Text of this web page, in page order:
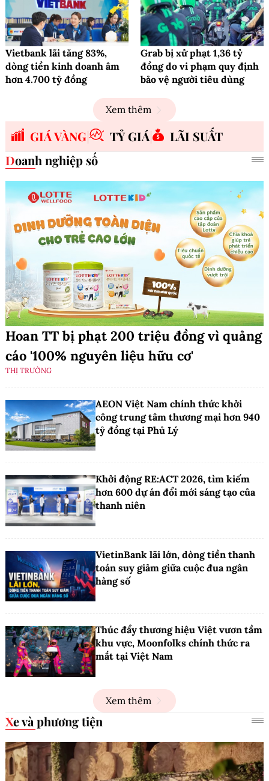
Vietbank lãi tăng 83%,
dòng tiền kinh doanh âm
hơn 4.700 tỷ đồng
Grab bị xử phạt 1,36 tỷ
đồng do vi phạm quy định
bảo vệ người tiêu dùng
Xem thêm
GIÁ VÀNG TỶ GIÁ
LÃI SUẤT
Doanh nghiệp số
Hoan TT bị phạt 200 triệu đồng vì quảng
cáo '100% nguyên liệu hữu cơ'
THỊ TRƯỜNG
AEON Việt Nam chính thức khởi
công trung tâm thương mại hơn 940
tỷ đồng tại Phủ Lý
Khởi động RE:ACT 2026, tìm kiếm
hơn 600 dự án đổi mới sáng tạo của
thanh niên
VietinBank lãi lớn, dòng tiền thanh
toán suy giảm giữa cuộc đua ngân
hàng số
Thúc đẩy thương hiệu Việt vươn tầm
khu vực, Moonfolks chính thức ra
mắt tại Việt Nam
Xem thêm
Xe và phương tiện